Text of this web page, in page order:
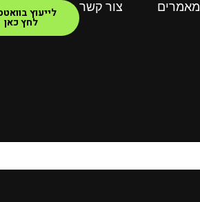
מאמרים צור קשר לייעוץ
לחץ כאן